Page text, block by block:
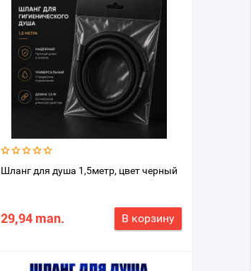
Шланг для душа 1,5метр, цвет черный
29,94 man. В корзину